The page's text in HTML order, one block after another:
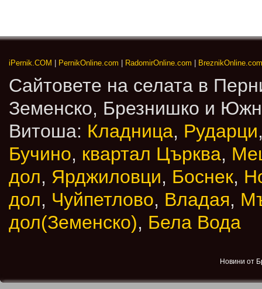
iPernik.COM | PernikOnline.com | RadomirOnline.com | BreznikOnline.com
Сайтовете на селата в
Земенско, Брезнишко и
Витоша: Кладница, Рударци
Бучино, квартал Църква,
дол, Ярджиловци, Боснек,
дол, Чуйпетлово, Владая,
дол(Земенско), Бела Вода
Новини от